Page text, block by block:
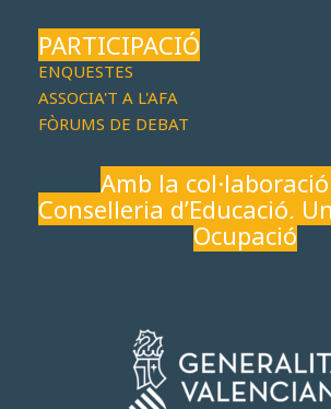
PARTICIPACIÓ
ENQUESTES
ASSOCIA'T A L'AFA
FÒRUMS DE DEBAT
Amb la
Conselleria d’Educació,
Ocupació